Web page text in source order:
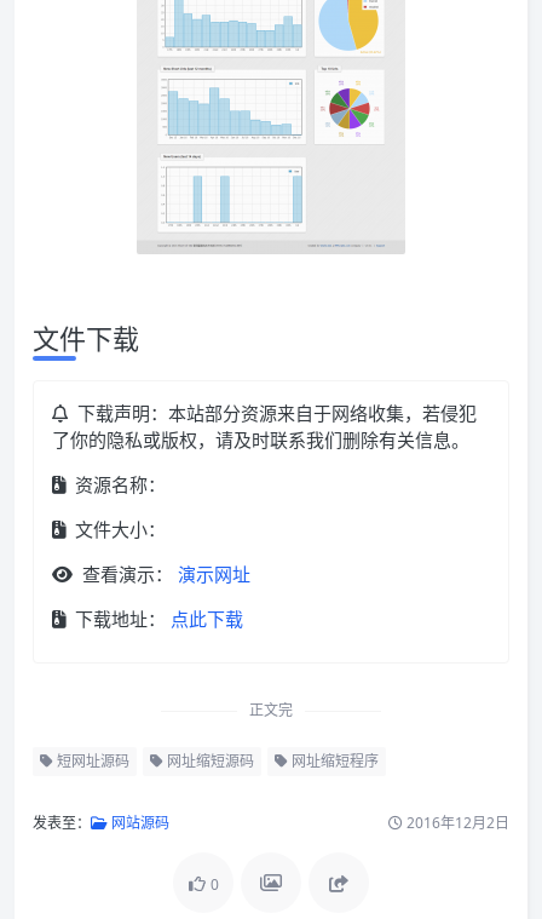
文件下载
下载声明：本站部分资源来自于网络收集，若侵犯
了你的隐私或版权，请及时联系我们删除有关信息。
资源名称：
文件大小：
查看演示：
演示网址
下载地址：
点此下载
正文完
短网址源码 网址缩短源码 网址缩短程序
发表至： 网站源码 2016年12月2日
0